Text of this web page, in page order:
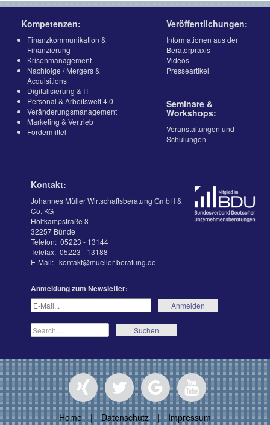
Kompetenzen:
Finanzkommunikation &
Finanzierung
Krisenmanagement
Nachfolge / Mergers &
Acquisitions
Digitalisierung & IT
Personal & Arbeitswelt 4.0
Veränderungsmanagement
Marketing & Vertrieb
Fördermittel
Veröffentlichungen:
Informationen aus der
Beraterpraxis
Videos
Presseartikel
Seminare &
Workshops:
Veranstaltungen und
Schulungen
Kontakt:
Johannes Müller Wirtschaftsberatung GmbH &
Co. KG
Holtkampstraße 8
32257 Bünde
Telefon: 05223 - 13144
Telefax: 05223 - 13188
E-Mail: kontakt@mueller-beratung.de
Anmeldung zum Newsletter:
Home | Datenschutz | Impressum